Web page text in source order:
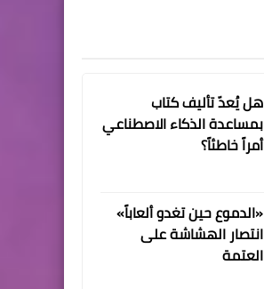
هل يُعدّ تأليف كتاب
بمساعدة الذكاء الاصطناعي
أمراً خاطئاً؟
«الدموع حين تغدو ألعاباً»
انتصار الهشاشة على
العتمة